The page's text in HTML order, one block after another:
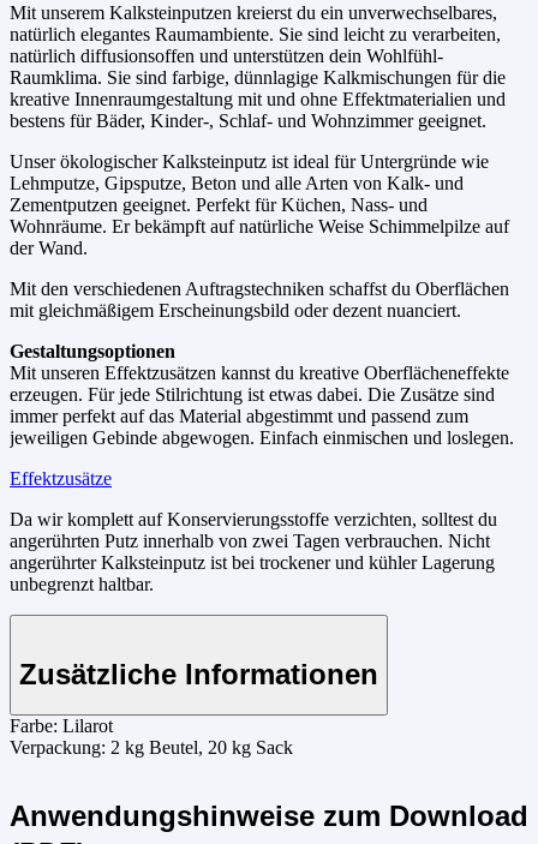
Mit unserem Kalksteinputzen kreierst du ein unverwechselbares,
natürlich elegantes Raumambiente. Sie sind leicht zu verarbeiten,
natürlich diffusionsoffen und unterstützen dein Wohlfühl-
Raumklima. Sie sind farbige, dünnlagige Kalkmischungen für die
kreative Innenraumgestaltung mit und ohne Effektmaterialien und
bestens für Bäder, Kinder-, Schlaf- und Wohnzimmer geeignet.
Unser ökologischer Kalksteinputz ist ideal für Untergründe wie
Lehmputze, Gipsputze, Beton und alle Arten von Kalk- und
Zementputzen geeignet. Perfekt für Küchen, Nass- und
Wohnräume. Er bekämpft auf natürliche Weise Schimmelpilze auf
der Wand.
Mit den verschiedenen Auftragstechniken schaffst du Oberflächen
mit gleichmäßigem Erscheinungsbild oder dezent nuanciert.
Gestaltungsoptionen
Mit unseren Effektzusätzen kannst du kreative Oberflächeneffekte
erzeugen. Für jede Stilrichtung ist etwas dabei. Die Zusätze sind
immer perfekt auf das Material abgestimmt und passend zum
jeweiligen Gebinde abgewogen. Einfach einmischen und loslegen.
Effektzusätze
Da wir komplett auf Konservierungsstoffe verzichten, solltest du
angerührten Putz innerhalb von zwei Tagen verbrauchen. Nicht
angerührter Kalksteinputz ist bei trockener und kühler Lagerung
unbegrenzt haltbar.
Zusätzliche Informationen
Farbe: Lilarot
Verpackung: 2 kg Beutel, 20 kg Sack
Anwendungshinweise zum Download